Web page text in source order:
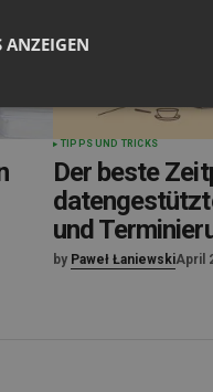
TIPPS UND TRICKS
Der beste
und
by Paweł ŁaniewskiApril
ANZEIGEN